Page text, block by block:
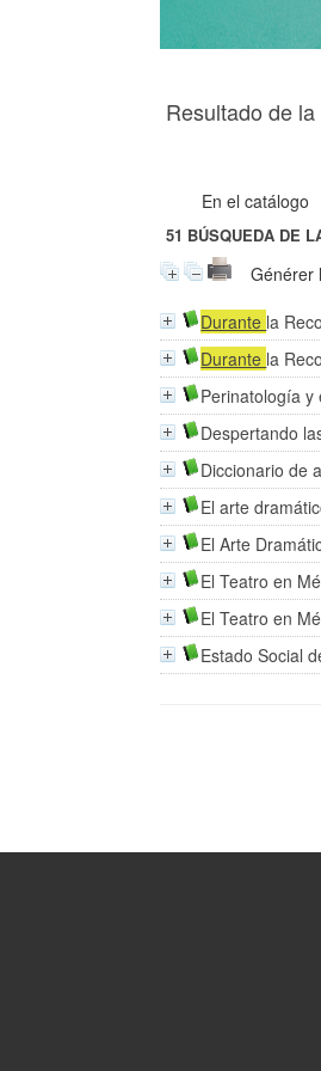
Resultado de
En el catálogo
51 BÚSQUEDA DE
Générer
Durante la
Durante la
Perinatología y
Despertando
Diccionario de
El arte
El Arte
El Teatro en
El Teatro en
Estado Social